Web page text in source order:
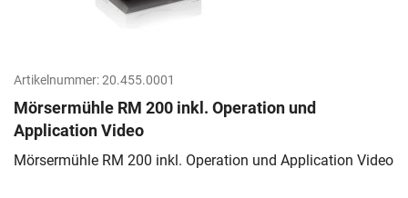
Artikelnummer:20.455.0001
Mörsermühle RM 200 inkl. Operation und
Application Video
Mörsermühle RM 200 inkl. Operation und Application Video